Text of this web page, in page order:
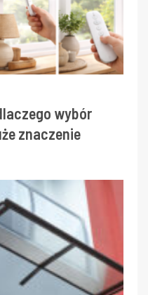
wybór
znaczenie